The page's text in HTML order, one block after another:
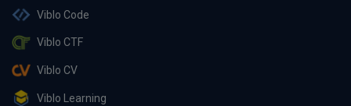
Viblo Code
Viblo CTF
Viblo CV
Viblo Learning